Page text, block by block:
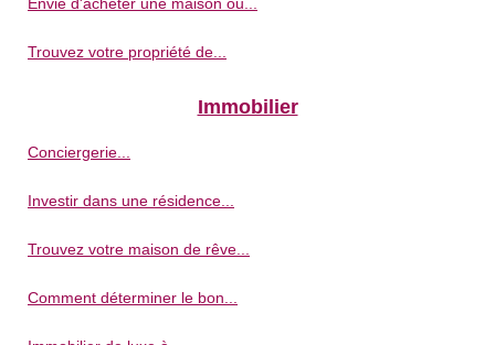
Trouvez votre propriété de...
Immobilier
Conciergerie...
Investir dans une résidence...
Trouvez votre maison de rêve...
Comment déterminer le bon...